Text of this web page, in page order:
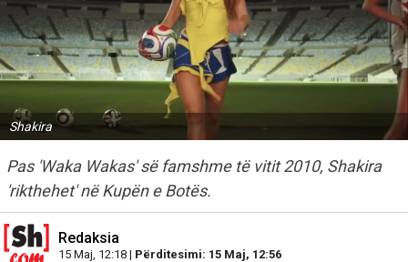
Shakira
Pas 'Waka Wakas' së famshme të vitit 2010, Shakira
'rikthehet' në Kupën e Botës.
Redaksia
15 Maj, 12:18 | Përditesimi: 15 Maj, 12:56